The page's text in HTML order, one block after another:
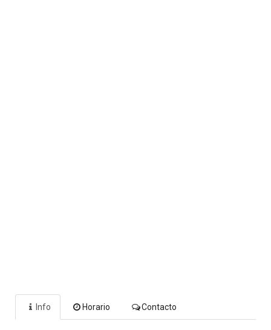
Info Horario Contacto